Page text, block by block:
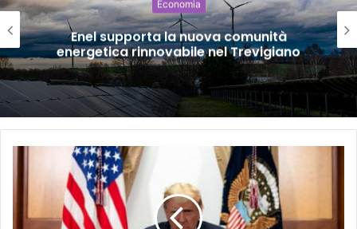
Economia
Enel supporta la nuova comunità
energetica rinnovabile nel Trevigiano